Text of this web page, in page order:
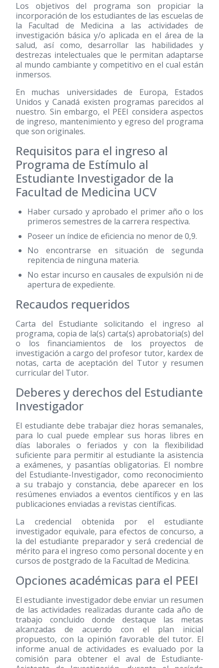
Los objetivos del programa son propiciar la
incorporación de los estudiantes de las escuelas de
la Facultad de Medicina a las actividades de
investigación básica y/o aplicada en el área de la
salud, así como, desarrollar las habilidades y
destrezas intelectuales que le permitan adaptarse
al mundo cambiante y competitivo en el cual están
inmersos.
En muchas universidades de Europa, Estados
Unidos y Canadá existen programas parecidos al
nuestro. Sin embargo, el PEEI considera aspectos
de ingreso, mantenimiento y egreso del programa
que son originales.
Requisitos para el ingreso al
Programa de Estímulo al
Estudiante Investigador de la
Facultad de Medicina UCV
Haber cursado y aprobado el primer año o los
primeros semestres de la carrera respectiva.
Poseer un índice de eficiencia no menor de 0,9.
No encontrarse en situación de segunda
repitencia de ninguna materia.
No estar incurso en causales de expulsión ni de
apertura de expediente.
Recaudos requeridos
Carta del Estudiante solicitando el ingreso al
programa, copia de la(s) carta(s) aprobatoria(s) del
o los financiamientos de los proyectos de
investigación a cargo del profesor tutor, kardex de
notas, carta de aceptación del Tutor y resumen
curricular del Tutor.
Deberes y derechos del Estudiante
Investigador
El estudiante debe trabajar diez horas semanales,
para lo cual puede emplear sus horas libres en
días laborales o feriados y con la flexibilidad
suficiente para permitir al estudiante la asistencia
a exámenes, y pasantías obligatorias. El nombre
del Estudiante-Investigador, como reconocimiento
a su trabajo y constancia, debe aparecer en los
resúmenes enviados a eventos científicos y en las
publicaciones enviadas a revistas científicas.
La credencial obtenida por el estudiante
investigador equivale, para efectos de concurso, a
la del estudiante preparador y será credencial de
mérito para el ingreso como personal docente y en
cursos de postgrado de la Facultad de Medicina.
Opciones académicas para el PEEI
El estudiante investigador debe enviar un resumen
de las actividades realizadas durante cada año de
trabajo concluido donde destaque las metas
alcanzadas de acuerdo con el plan inicial
propuesto, con la opinión favorable del tutor. El
informe anual de actividades es evaluado por la
comisión para obtener el aval de Estudiante-